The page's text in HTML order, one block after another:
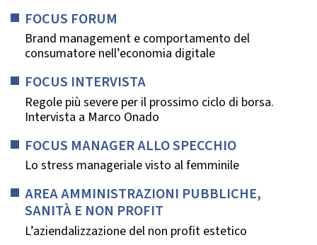
FOCUS FORUM
Brand management e comportamento del
consumatore nell’economia digitale
FOCUS INTERVISTA
Regole più severe per il prossimo ciclo di borsa.
Intervista a Marco Onado
FOCUS MANAGER ALLO SPECCHIO
Lo stress manageriale visto al femminile
AREA AMMINISTRAZIONI PUBBLICHE,
SANITÀ E NON PROFIT
L’aziendalizzazione del non profit estetico